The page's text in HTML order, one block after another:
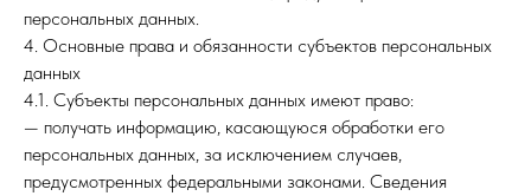
персональных данных.
4. Основные права и обязанности субъектов персональных
данных
4.1. Субъекты персональных данных имеют право:
— получать информацию, касающуюся обработки его
персональных данных, за исключением случаев,
предусмотренных федеральными законами. Сведения